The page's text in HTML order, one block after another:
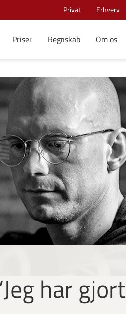
Privat Erhverv
Priser Regnskab Om os
har gjort